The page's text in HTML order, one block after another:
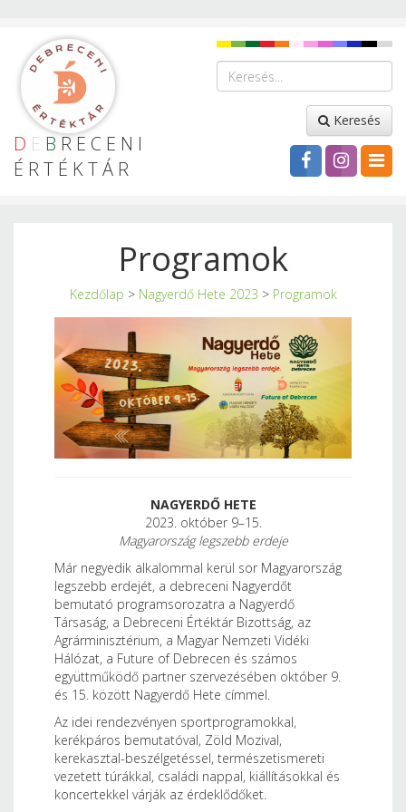
D E B RECENI
ÉRTÉKTÁR
Keresés
Programok
Kezdőlap > Nagyerdő Hete 2023 > Programok
NAGYERDŐ HETE
2023. október 9–15.
Magyarország legszebb erdeje
Már negyedik alkalommal kerül sor Magyarország
legszebb erdejét, a debreceni Nagyerdőt
bemutató programsorozatra a Nagyerdő
Társaság, a Debreceni Értéktár Bizottság, az
Agrárminisztérium, a Magyar Nemzeti Vidéki
Hálózat, a Future of Debrecen és számos
együttműködő partner szervezésében október 9.
és 15. között Nagyerdő Hete címmel.
Az idei rendezvényen sportprogramokkal,
kerékpáros bemutatóval, Zöld Mozival,
kerekasztal-beszélgetéssel, természetismereti
vezetett túrákkal, családi nappal, kiállításokkal és
koncertekkel várják az érdeklődőket.